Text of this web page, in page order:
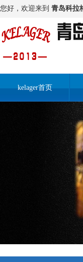
您好，欢迎来到 青岛科拉
kelager首页